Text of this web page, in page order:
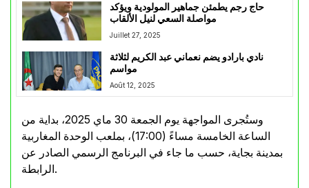
حاج رجم يطمئن جماهير المولودية ويؤكد
مواصلة السعي لنيل الألقاب
Juillet 27, 2025
نادي بارادو يضم نعماني عبد الكريم لثلاثة
مواسم
Août 12, 2025
وستُجرى المواجهة يوم الجمعة 30 ماي 2025، بداية من
الساعة الخامسة مساءً (17:00)، بملعب الوحدة المغاربية
بمدينة بجاية، حسب ما جاء في البرنامج الرسمي الصادر عن
الرابطة.